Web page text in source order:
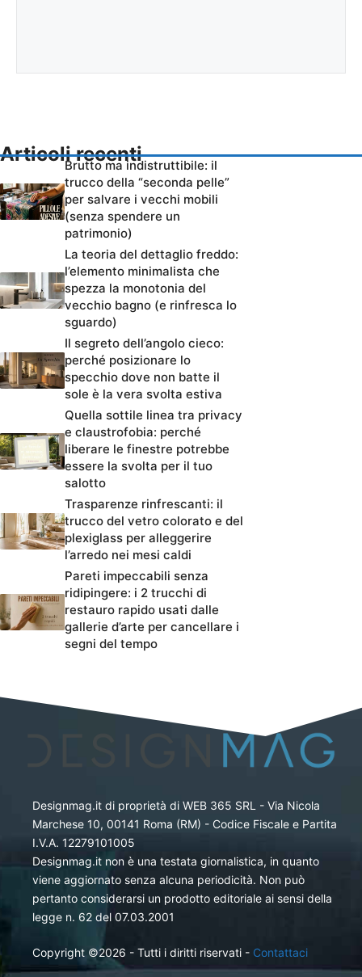
Articoli recenti
Brutto ma indistruttibile: il
trucco della “seconda pelle”
per salvare i vecchi mobili
(senza spendere un
patrimonio)
La teoria del dettaglio freddo:
l’elemento minimalista che
spezza la monotonia del
vecchio bagno (e rinfresca lo
sguardo)
Il segreto dell’angolo cieco:
perché posizionare lo
specchio dove non batte il
sole è la vera svolta estiva
Quella sottile linea tra privacy
e claustrofobia: perché
liberare le finestre potrebbe
essere la svolta per il tuo
salotto
Trasparenze rinfrescanti: il
trucco del vetro colorato e del
plexiglass per alleggerire
l’arredo nei mesi caldi
Pareti impeccabili senza
ridipingere: i 2 trucchi di
restauro rapido usati dalle
gallerie d’arte per cancellare i
segni del tempo
Designmag.it di proprietà di WEB 365 SRL - Via Nicola
Marchese 10, 00141 Roma (RM) - Codice Fiscale e Partita
I.V.A. 12279101005
Designmag.it non è una testata giornalistica, in quanto
viene aggiornato senza alcuna periodicità. Non può
pertanto considerarsi un prodotto editoriale ai sensi della
legge n. 62 del 07.03.2001
Copyright ©2026 - Tutti i diritti riservati - Contattaci